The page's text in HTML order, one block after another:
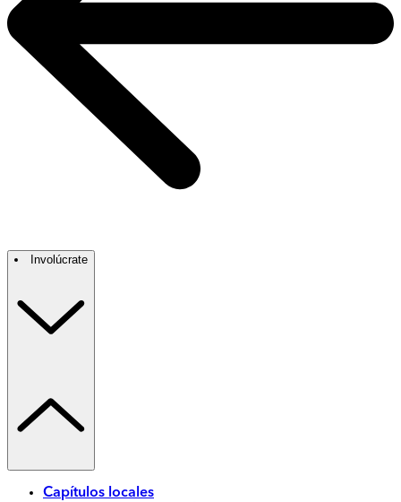
Involúcrate
Capítulos locales